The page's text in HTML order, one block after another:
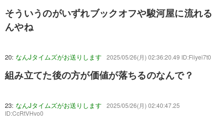
そういうのがいずれブックオフや駿河屋に流れる
んやね
20: なんJタイムズがお送りします 2025/05/26(月) 02:36:20.49 ID:Fiiyei7t0
組み立てた後の方が価値が落ちるのなんで？
23: なんJタイムズがお送りします
2025/05/26(月) 02:40:47.25
ID:CcRtVHvo0